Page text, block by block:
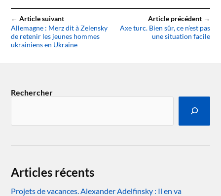
← Article suivant
Allemagne : Merz dit à Zelensky
de retenir les jeunes hommes
ukrainiens en Ukraine
Article précédent →
Axe turc. Bien sûr, ce n’est pas
une situation facile
Rechercher
Articles récents
Projets de vacances. Alexander Adelfinsky : Il en va